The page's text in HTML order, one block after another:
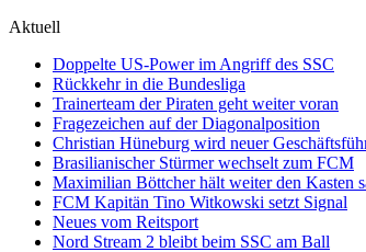
Aktuell
Doppelte US-Power im Angriff des SSC
Rückkehr in die Bundesliga
Trainerteam der Piraten geht weiter voran
Fragezeichen auf der Diagonalposition
Christian Hüneburg wird neuer
Brasilianischer Stürmer wechselt zum FCM
Maximilian Böttcher hält weiter den Kasten
FCM Kapitän Tino Witkowski setzt Signal
Neues vom Reitsport
Nord Stream 2 bleibt beim SSC am Ball